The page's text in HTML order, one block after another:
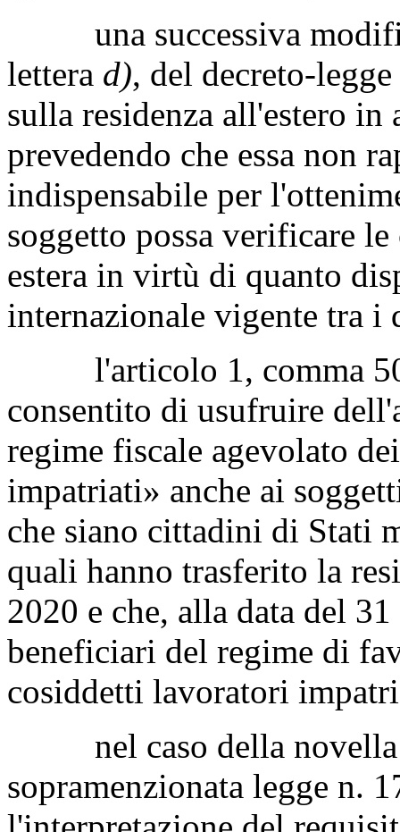
una successiva
lettera d), del decreto-
sulla residenza all'estero
prevedendo che essa non
indispensabile per
soggetto possa verificare
estera in virtù di quanto
internazionale vigente tra i
l'articolo 1, comma 50,
consentito di usufruire
regime fiscale agevolato
impatriati» anche ai
che siano cittadini di Stati
quali hanno trasferito la
2020 e che, alla data del
beneficiari del regime di
cosiddetti lavoratori
nel caso della novella
sopramenzionata legge n.